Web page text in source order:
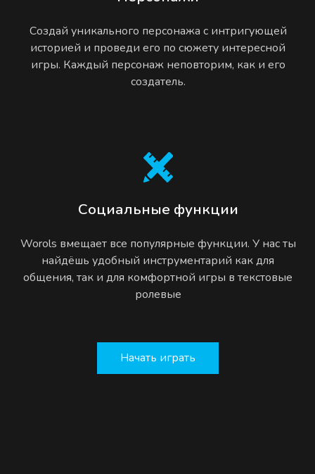
Создай уникального персонажа с интригующей
историей и проведи его по сюжету интересной
игры. Каждый персонаж неповторим, как и его
создатель.
Социальные функции
Worols вмещает все популярные функции. У нас ты
найдёшь удобный инструментарий как для
общения, так и для комфортной игры в текстовые
ролевые
Начать играть